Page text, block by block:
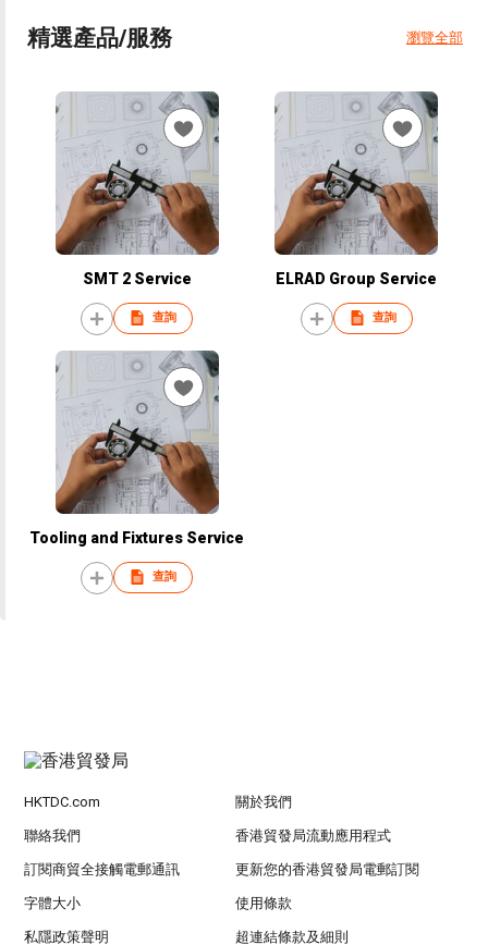
精選產品/服務 瀏覽全部
SMT 2 Service
查詢
ELRAD Group Service
查詢
Tooling and Fixtures Service
查詢
HKTDC.com 關於我們
聯絡我們 香港貿發局流動應用程式
訂閱商貿全接觸電郵通訊 更新您的香港貿發局電郵訂閱
字體大小 使用條款
私隱政策聲明 超連結條款及細則